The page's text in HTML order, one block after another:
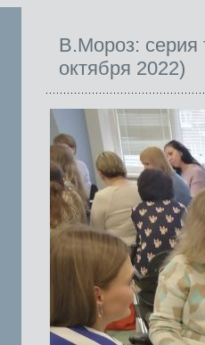
В.Мороз: серия
октября 2022)